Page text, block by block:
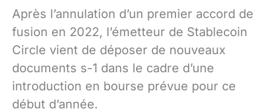
Après l’annulation d’un premier accord de
fusion en 2022, l’émetteur de Stablecoin
Circle vient de déposer de nouveaux
documents s-1 dans le cadre d’une
introduction en bourse prévue pour ce
début d’année.